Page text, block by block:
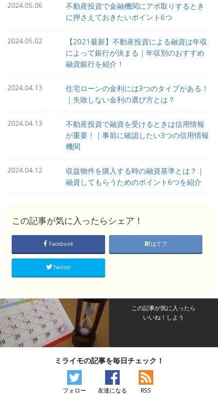
2024.05.06
不動産投資で金融機関にアポ取りするとき
に押さえておきたいポイント6つ
2024.05.02
【2021最新】不動産投資による融資は年収
によって銀行が決まる｜年収別のおすすめ
融資銀行を紹介！
2024.04.13
住宅ローンの金利には3つのタイプがある！
｜失敗しない金利の選び方とは？
2024.04.13
不動産投資で融資を受けるときは信用情報
が重要！｜事前に確認したい3つの信用情報
機関
2024.04.12
収益物件を購入する時の融資基準とは？｜
融資してもらうためのポイント6つを紹介
この記事が気に入ったらシェア！
Facebook はてブ
Twitter
この記事が気に入ったら
いいね！しよう
ミライモの記事を毎日チェック！
フォロー 友達になる RSS